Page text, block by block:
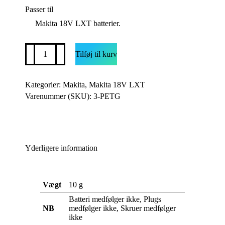
Passer til
Makita 18V LXT batterier.
Tripel
batteriholder
til
18v
LXT
antal
Tilføj til kurv
Kategorier: Makita, Makita 18V LXT
Varenummer (SKU): 3-PETG
Yderligere information
Vægt 10 g
NB
Batteri medfølger ikke, Plugs
medfølger ikke, Skruer medfølger
ikke